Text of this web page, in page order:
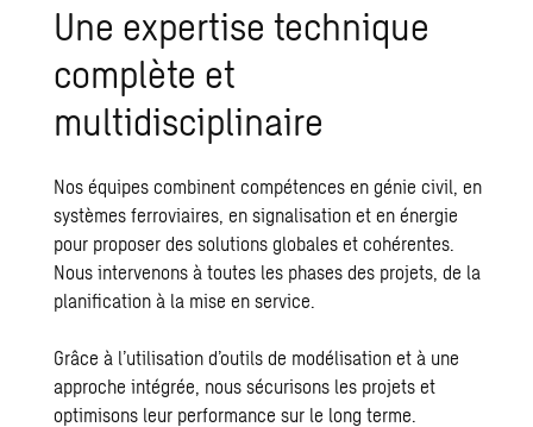
Une expertise technique
complète et
multidisciplinaire
Nos équipes combinent compétences en génie civil, en
systèmes ferroviaires, en signalisation et en énergie
pour proposer des solutions globales et cohérentes.
Nous intervenons à toutes les phases des projets, de la
planification à la mise en service.
Grâce à l’utilisation d’outils de modélisation et à une
approche intégrée, nous sécurisons les projets et
optimisons leur performance sur le long terme.